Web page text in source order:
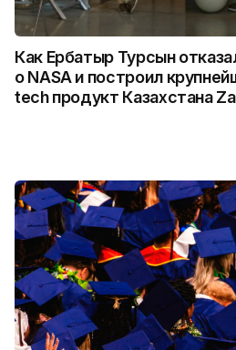
Как Ербатыр Турсын
о NASA и построил
tech продукт Казахстана